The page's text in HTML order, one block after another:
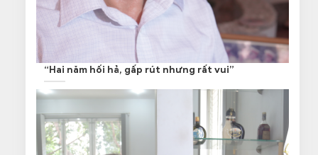
“Hai năm hối hả, gấp rút nhưng rất vui”